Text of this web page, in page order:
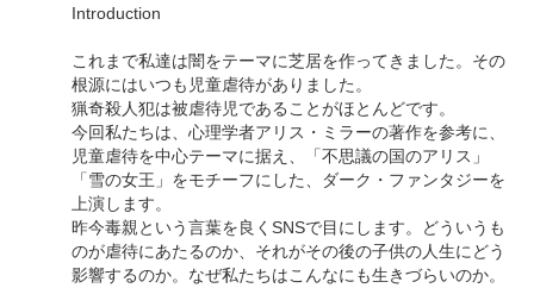
Introduction
これまで私達は闇をテーマに芝居を作ってきました。その
根源にはいつも児童虐待がありました。
猟奇殺人犯は被虐待児であることがほとんどです。
今回私たちは、心理学者アリス・ミラーの著作を参考に、
児童虐待を中心テーマに据え、「不思議の国のアリス」
「雪の女王」をモチーフにした、ダーク・ファンタジーを
上演します。
昨今毒親という言葉を良くSNSで目にします。どういうも
のが虐待にあたるのか、それがその後の子供の人生にどう
影響するのか。なぜ私たちはこんなにも生きづらいのか。